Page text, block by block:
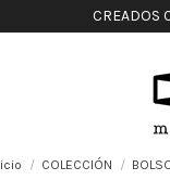
CREADOS
COLECCIÓN